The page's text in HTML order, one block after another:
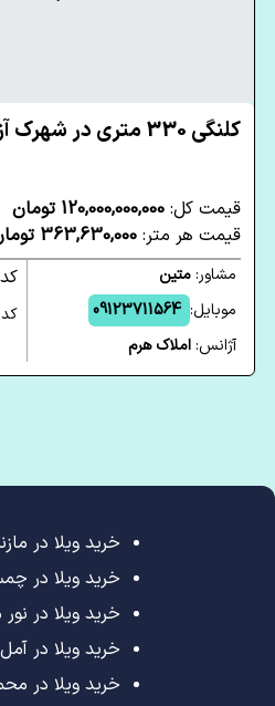
کلنگی 330 متری در شهرک آزمایش تهران
قیمت کل: 120,000,000,000 تومان
قیمت هر متر: 363,630,000 تومان
مشاور:متین
موبایل: 09123711564
آژانس:املاک هرم
خرید ویلا در
خرید ویلا در
خرید ویلا در نور
خرید ویلا در آمل
خرید ویلا در